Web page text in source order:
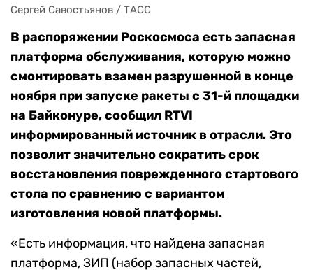
Сергей Савостьянов / ТАСС
В распоряжении Роскосмоса есть запасная
платформа обслуживания, которую можно
смонтировать взамен разрушенной в конце
ноября при запуске ракеты с 31-й площадки
на Байконуре, сообщил RTVI
информированный источник в отрасли. Это
позволит значительно сократить срок
восстановления поврежденного стартового
стола по сравнению с вариантом
изготовления новой платформы.
«Есть информация, что найдена запасная
платформа, ЗИП (набор запасных частей,